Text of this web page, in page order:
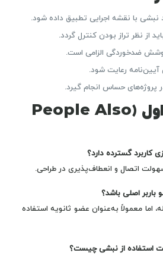
با نقشه اجرایی تطبیق داده شود.
از نظر تراز بودن کنترل گردد.
ضدخوردگی الزامی است.
آیین‌نامه رعایت شود.
پروژه‌های حساس انجام گیرد.
سؤالات متداول (People Also
اتصال و انعطاف‌پذیری در طراحی.
اما معمولاً به‌عنوان عضو ثانویه استفاده